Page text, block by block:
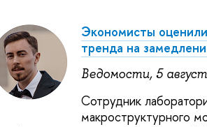
Экономисты
тренда на
Ведомости, 5
Сотрудник
макроструктурного